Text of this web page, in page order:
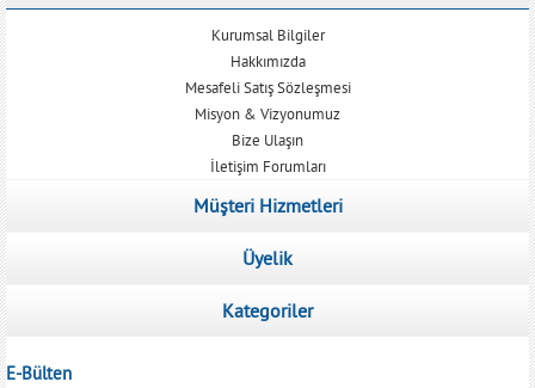
Kurumsal Bilgiler
Hakkımızda
Mesafeli Satış Sözleşmesi
Misyon & Vizyonumuz
Bize Ulaşın
İletişim Forumları
Müşteri Hizmetleri
Üyelik
Kategoriler
E-Bülten